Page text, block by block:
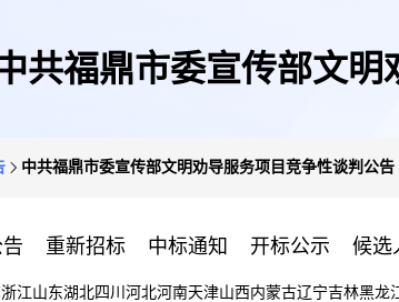
共福鼎市委宣传部文
中共福鼎市委宣传部文明劝导服务项目竞争性谈判公告
重新招标 中标通知 开标公示 候选
浙江山东湖北四川 河北河南天津山西内蒙古辽宁吉林黑龙